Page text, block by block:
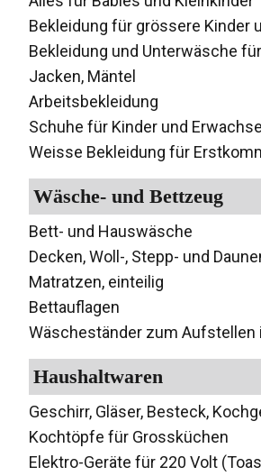
Bekleidung für grössere Kinder
Bekleidung und Unterwäsche
Jacken, Mäntel
Arbeitsbekleidung
Schuhe für Kinder und
Weisse Bekleidung für
Wäsche- und Bettzeug
Bett- und Hauswäsche
Decken, Woll-, Stepp- und
Matratzen, einteilig
Bettauflagen
Wäscheständer zum Aufstellen
Haushaltwaren
Geschirr, Gläser, Besteck,
Kochtöpfe für Grossküchen
Elektro-Geräte für 220 Volt